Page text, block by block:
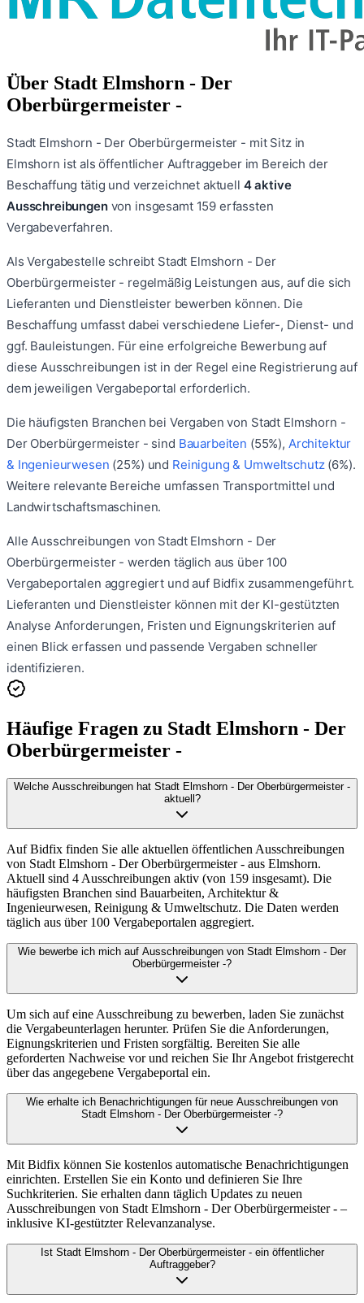
Über Stadt Elmshorn - Der
Oberbürgermeister -
Stadt Elmshorn - Der Oberbürgermeister - mit Sitz in
Elmshorn ist als öffentlicher Auftraggeber im Bereich der
Beschaffung tätig und verzeichnet aktuell 4aktive
Ausschreibungen von insgesamt 159 erfassten
Vergabeverfahren.
Als Vergabestelle schreibt Stadt Elmshorn - Der
Oberbürgermeister - regelmäßig Leistungen aus, auf die sich
Lieferanten und Dienstleister bewerben können. Die
Beschaffung umfasst dabei verschiedene Liefer-, Dienst- und
ggf. Bauleistungen. Für eine erfolgreiche Bewerbung auf
diese Ausschreibungen ist in der Regel eine Registrierung auf
dem jeweiligen Vergabeportal erforderlich.
Die häufigsten Branchen bei Vergaben von Stadt Elmshorn -
Der Oberbürgermeister - sind Bauarbeiten (55%), Architektur
& Ingenieurwesen (25%) und Reinigung & Umweltschutz (6%).
Weitere relevante Bereiche umfassen Transportmittel und
Landwirtschaftsmaschinen.
Alle Ausschreibungen von Stadt Elmshorn - Der
Oberbürgermeister - werden täglich aus über 100
Vergabeportalen aggregiert und auf Bidfix zusammengeführt.
Lieferanten und Dienstleister können mit der KI-gestützten
Analyse Anforderungen, Fristen und Eignungskriterien auf
einen Blick erfassen und passende Vergaben schneller
identifizieren.
Häufige Fragen zu Stadt Elmshorn - Der
Oberbürgermeister -
Welche Ausschreibungen hat Stadt Elmshorn - Der Oberbürgermeister -
aktuell?
Auf Bidfix finden Sie alle aktuellen öffentlichen Ausschreibungen
von Stadt Elmshorn - Der Oberbürgermeister - aus Elmshorn.
Aktuell sind 4 Ausschreibungen aktiv (von 159 insgesamt). Die
häufigsten Branchen sind Bauarbeiten, Architektur &
Ingenieurwesen, Reinigung & Umweltschutz. Die Daten werden
täglich aus über 100 Vergabeportalen aggregiert.
Wie bewerbe ich mich auf Ausschreibungen von Stadt Elmshorn - Der
Oberbürgermeister -?
Um sich auf eine Ausschreibung zu bewerben, laden Sie zunächst
die Vergabeunterlagen herunter. Prüfen Sie die Anforderungen,
Eignungskriterien und Fristen sorgfältig. Bereiten Sie alle
geforderten Nachweise vor und reichen Sie Ihr Angebot fristgerecht
über das angegebene Vergabeportal ein.
Wie erhalte ich Benachrichtigungen für neue Ausschreibungen von
Stadt Elmshorn - Der Oberbürgermeister -?
Mit Bidfix können Sie kostenlos automatische Benachrichtigungen
einrichten. Erstellen Sie ein Konto und definieren Sie Ihre
Suchkriterien. Sie erhalten dann täglich Updates zu neuen
Ausschreibungen von Stadt Elmshorn - Der Oberbürgermeister - –
inklusive KI-gestützter Relevanzanalyse.
Ist Stadt Elmshorn - Der Oberbürgermeister - ein öffentlicher
Auftraggeber?